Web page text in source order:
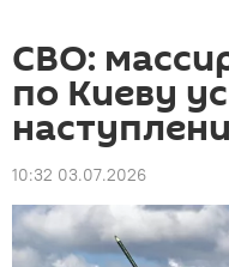
СВО:
по Киеву
10:32 03.07.2026